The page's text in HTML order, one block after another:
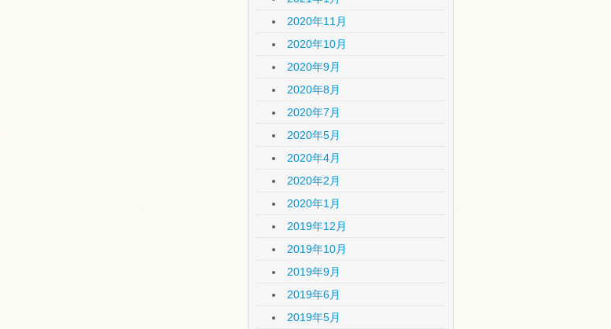
2020年11月
2020年10月
2020年9月
2020年8月
2020年7月
2020年5月
2020年4月
2020年2月
2020年1月
2019年12月
2019年10月
2019年9月
2019年6月
2019年5月